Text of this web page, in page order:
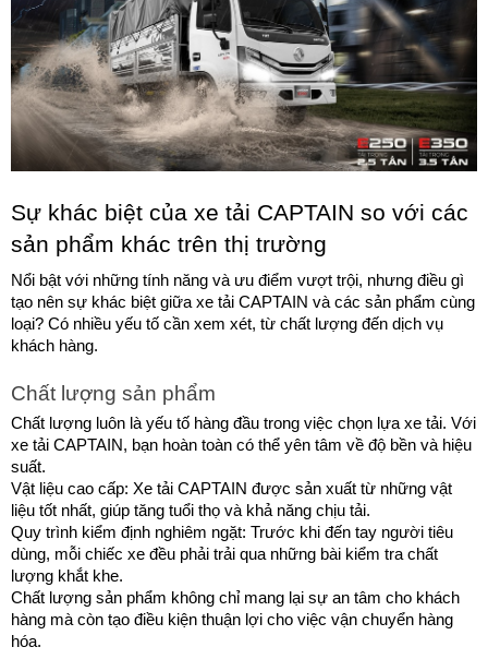
Sự khác biệt của xe tải CAPTAIN so với các
sản phẩm khác trên thị trường
Nổi bật với những tính năng và ưu điểm vượt trội, nhưng điều gì
tạo nên sự khác biệt giữa xe tải CAPTAIN và các sản phẩm cùng
loại? Có nhiều yếu tố cần xem xét, từ chất lượng đến dịch vụ
khách hàng.
Chất lượng sản phẩm
Chất lượng luôn là yếu tố hàng đầu trong việc chọn lựa xe tải. Với
xe tải CAPTAIN, bạn hoàn toàn có thể yên tâm về độ bền và hiệu
suất.
Vật liệu cao cấp: Xe tải CAPTAIN được sản xuất từ những vật
liệu tốt nhất, giúp tăng tuổi thọ và khả năng chịu tải.
Quy trình kiểm định nghiêm ngặt: Trước khi đến tay người tiêu
dùng, mỗi chiếc xe đều phải trải qua những bài kiểm tra chất
lượng khắt khe.
Chất lượng sản phẩm không chỉ mang lại sự an tâm cho khách
hàng mà còn tạo điều kiện thuận lợi cho việc vận chuyển hàng
hóa.